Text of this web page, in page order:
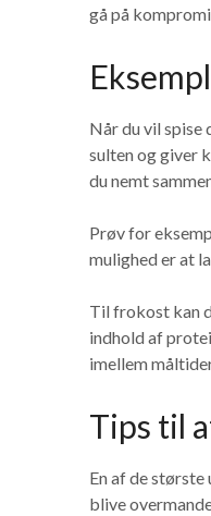
gå på
Når du vil
sulten og giver
du nemt
Prøv for
mulighed er at
Til frokost kan
indhold af
imellem
Tips til
En af de
blive